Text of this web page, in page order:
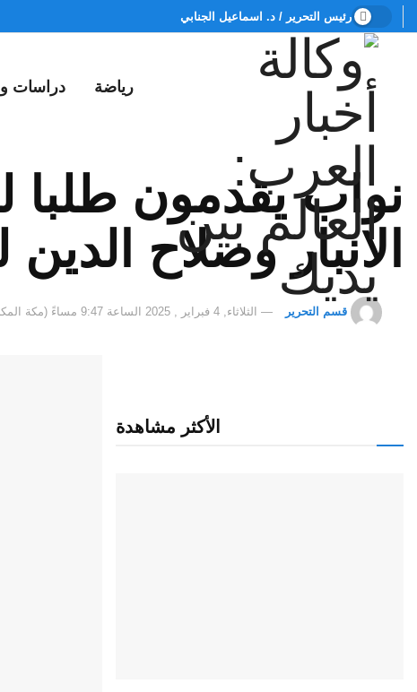
رئيس التحرير / د. اسماعيل الجنابي
دراسات رياضة
نواب يقدمون طلبا
الانبار وصلاح
قسم التحرير الثلاثاء, 4 فبراير , 2025 الساعة 9:47 مساءً (مكة المكرمة)
الأكثر مشاهدة